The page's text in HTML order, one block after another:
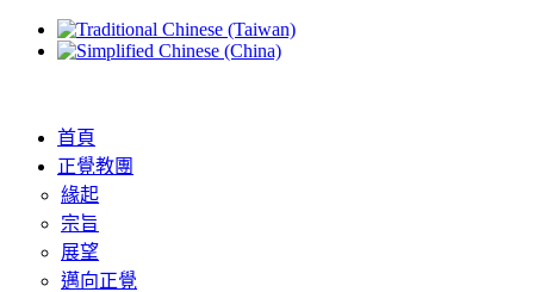
首頁
正覺教團
緣起
宗旨
展望
邁向正覺